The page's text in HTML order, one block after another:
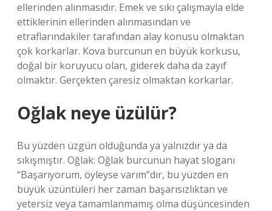
ellerinden alınmasıdır. Emek ve sıkı çalışmayla elde
ettiklerinin ellerinden alınmasından ve
etraflarındakiler tarafından alay konusu olmaktan
çok korkarlar. Kova burcunun en büyük korkusu,
doğal bir koruyucu olan, giderek daha da zayıf
olmaktır. Gerçekten çaresiz olmaktan korkarlar.
Oğlak neye üzülür?
Bu yüzden üzgün olduğunda ya yalnızdır ya da
sıkışmıştır. Oğlak: Oğlak burcunun hayat sloganı
“Başarıyorum, öyleyse varım”dır, bu yüzden en
büyük üzüntüleri her zaman başarısızlıktan ve
yetersiz veya tamamlanmamış olma düşüncesinden